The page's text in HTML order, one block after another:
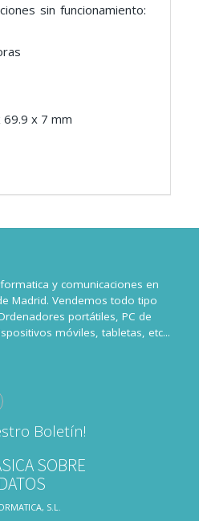
sin funcionamiento:
69.9 x 7 mm
y comunicaciones en
Madrid. Vendemos todo tipo
portátiles, PC de
móviles, tabletas, etc...
Boletín!
SOBRE
S.L.